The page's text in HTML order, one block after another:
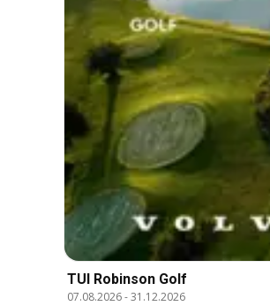
TUI Robinson Golf
07.08.2026-31.12.2026